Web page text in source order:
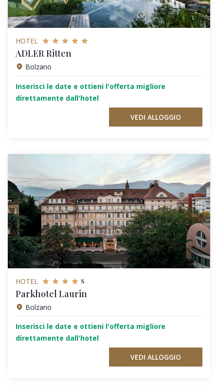
HOTEL
ADLER Ritten
Bolzano
Inserisci le date e ottieni l'offerta migliore
direttamente dall'hotel
VEDI ALLOGGIO
HOTEL s
Parkhotel Laurin
Bolzano
Inserisci le date e ottieni l'offerta migliore
direttamente dall'hotel
VEDI ALLOGGIO